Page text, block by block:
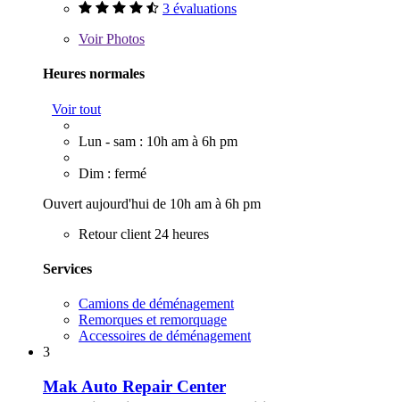
3 évaluations
VoirPhotos
Heures normales
Voir tout
Lun - sam : 10h am à 6h pm
Dim : fermé
Ouvert aujourd'hui de 10h am à 6h pm
Retour client 24 heures
Services
Camions de déménagement
Remorques et remorquage
Accessoires de déménagement
3
Mak Auto Repair Center